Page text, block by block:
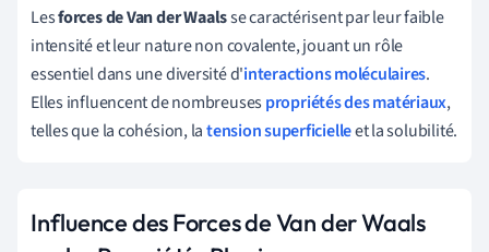
Lesforces de Van der Waalsse caractérisent par leur faible
intensité et leur nature non covalente, jouant un rôle
essentiel dans une diversité d'interactions moléculaires.
Elles influencent de nombreusespropriétés des matériaux,
telles que la cohésion, latension superficielleet la solubilité.
Influence des Forces de Van der Waals